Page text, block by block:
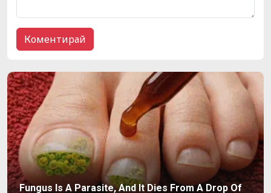
Fungus Is A Parasite, And It Dies From A Drop Of